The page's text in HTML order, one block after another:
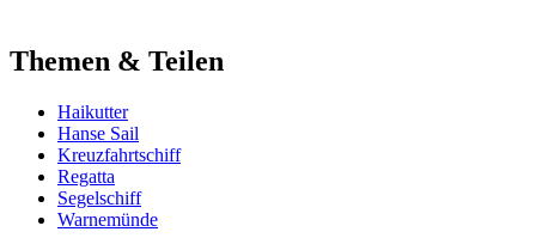
Themen & Teilen
Haikutter
Hanse Sail
Kreuzfahrtschiff
Regatta
Segelschiff
Warnemünde